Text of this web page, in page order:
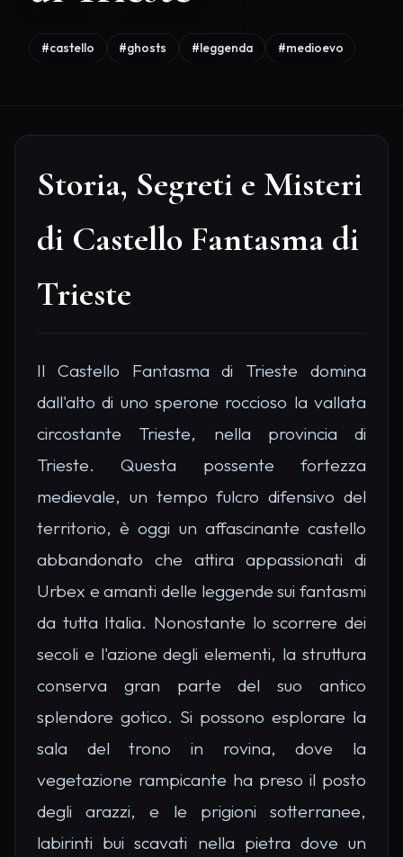
#castello #ghosts #leggenda #medioevo
Storia, Segreti e Misteri
di Castello Fantasma di
Trieste
Il Castello Fantasma di Trieste domina
dall'alto di uno sperone roccioso la vallata
circostante Trieste, nella provincia di
Trieste. Questa possente fortezza
medievale, un tempo fulcro difensivo del
territorio, è oggi un affascinante castello
abbandonato che attira appassionati di
Urbex e amanti delle leggende sui fantasmi
da tutta Italia. Nonostante lo scorrere dei
secoli e l'azione degli elementi, la struttura
conserva gran parte del suo antico
splendore gotico. Si possono esplorare la
sala del trono in rovina, dove la
vegetazione rampicante ha preso il posto
degli arazzi, e le prigioni sotterranee,
labirinti bui scavati nella pietra dove un